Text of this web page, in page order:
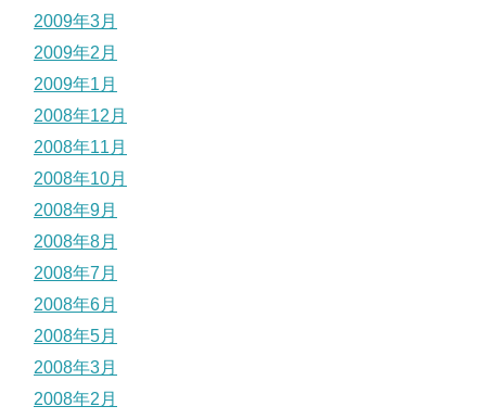
2009年3月
2009年2月
2009年1月
2008年12月
2008年11月
2008年10月
2008年9月
2008年8月
2008年7月
2008年6月
2008年5月
2008年3月
2008年2月